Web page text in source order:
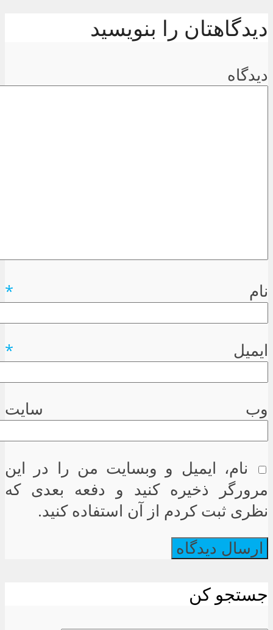
دیدگاهتان را بنویسید
دیدگاه
نام *
ایمیل *
وب سایت
نام، ایمیل و وبسایت من را در این
مرورگر ذخیره کنید و دفعه بعدی که
نظری ثبت کردم از آن استفاده کنید.
جستجو کن